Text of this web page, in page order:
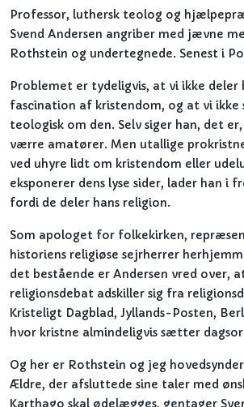
Professor, luthersk teolog og
Svend Andersen angriber med jævne
Rothstein og undertegnede. Senest i
Problemet er tydeligvis, at vi ikke deler
fascination af kristendom, og at vi ikke
teologisk om den. Selv siger han, det
værre amatører. Men utallige
ved uhyre lidt om kristendom eller
eksponerer dens lyse sider, lader han i
fordi de deler hans religion.
Som apologet for folkekirken,
historiens religiøse sejrherrer
det bestående er Andersen vred over,
religionsdebat adskiller sig fra
Kristeligt Dagblad, Jyllands-Posten,
hvor kristne almindeligvis sætter
Og her er Rothstein og jeg
Ældre, der afsluttede sine taler med
Karthago skal ødelægges, gentager